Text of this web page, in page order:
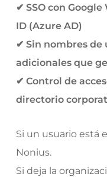
✔ SSO con
ID (Azure AD)
✔ Sin nombres de
adicionales que
✔ Control de
directorio
Si un usuario está
Nonius.
Si deja la